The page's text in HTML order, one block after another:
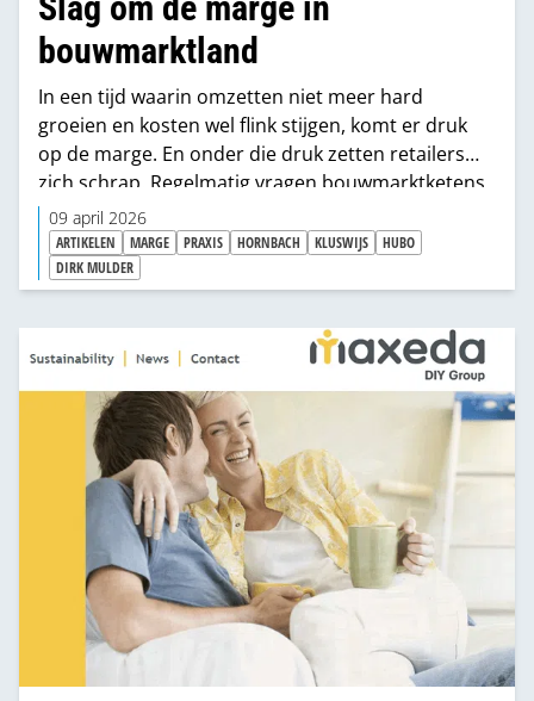
bouwmarktland
In een tijd waarin omzetten niet meer hard
groeien en kosten wel flink stijgen, komt er druk
op de marge. En onder die druk zetten retailers
zich schrap. Regelmatig vragen bouwmarktketens
bijdragen aan leveranciers. Om allerlei redenen en
in allerlei vormen. Laatst vroeg Praxis bijvoorbeeld
generiek en eenzijdig 2% aan alle leveranciers.
Waarom doet Praxis dat? Wat vindt de markt
daarvan? Staan de andere ketens ook klaar met
zo’n ‘verzoek’? En welke rol spelen Private Labels in
09 april 2026
ARTIKELEN MARGE PRAXIS HORNBACH KLUSWIJS
HUBO
DIRK MULDER